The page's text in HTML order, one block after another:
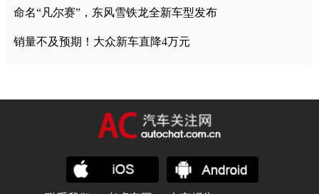
命名“凡尔赛”，东风雪铁龙全新车型发布
销量不及预期！大众新车直降4万元